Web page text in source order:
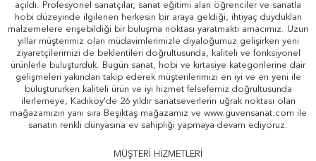
açıldı. Profesyonel sanatçılar, sanat eğitimi alan öğrenciler ve sanatla
hobi düzeyinde ilgilenen herkesin bir araya geldiği, ihtiyaç duydukları
malzemelere erişebildiği bir buluşma noktası yaratmaktı amacımız. Uzun
yıllar müşterimiz olan müdavimlerimizle diyaloğumuz gelişirken yeni
ziyaretçilerimizi de beklentileri doğrultusunda, kaliteli ve fonksiyonel
ürünlerle buluşturduk. Bugün sanat, hobi ve kırtasiye kategorilerine dair
gelişmeleri yakından takip ederek müşterilerimizi en iyi ve en yeni ile
buluştururken kaliteli ürün ve iyi hizmet felsefemiz doğrultusunda
ilerlemeye, Kadıköy'de 26 yıldır sanatseverlerin uğrak noktası olan
mağazamızın yanı sıra Beşiktaş mağazamız ve www.guvensanat.com ile
sanatın renkli dünyasına ev sahipliği yapmaya devam ediyoruz.
MÜŞTERİ HİZMETLERİ